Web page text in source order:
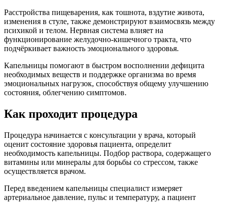
Расстройства пищеварения, как тошнота, вздутие живота,
изменения в стуле, также демонстрируют взаимосвязь между
психикой и телом. Нервная система влияет на
функционирование желудочно-кишечного тракта, что
подчёркивает важность эмоционального здоровья.
Капельницы помогают в быстром восполнении дефицита
необходимых веществ и поддержке организма во время
эмоциональных нагрузок, способствуя общему улучшению
состояния, облегчению симптомов.
Как проходит процедура
Процедура начинается с консультации у врача, который
оценит состояние здоровья пациента, определит
необходимость капельницы. Подбор раствора, содержащего
витамины или минералы для борьбы со стрессом, также
осуществляется врачом.
Перед введением капельницы специалист измеряет
артериальное давление, пульс и температуру, а пациент